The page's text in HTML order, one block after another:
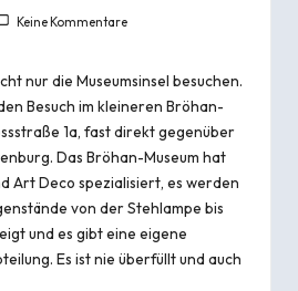
Keine Kommentare
nur die Museumsinsel besuchen.
Besuch im kleineren Bröhan-
1a, fast direkt gegenüber
Das Bröhan-Museum hat
Art Deco spezialisiert, es werden
von der Stehlampe bis
und es gibt eine eigene
Es ist nie überfüllt und auch